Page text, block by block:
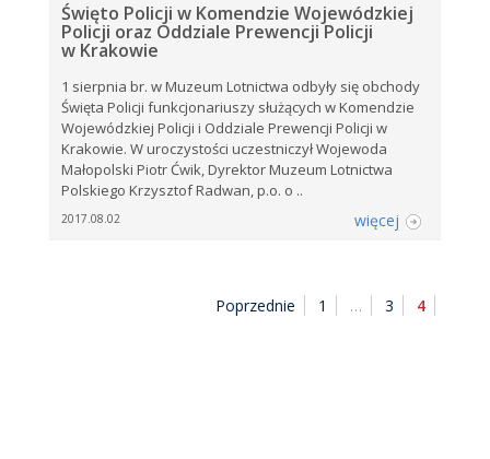
Święto Policji w Komendzie Wojewódzkiej
Policji oraz Oddziale Prewencji Policji
w Krakowie
1 sierpnia br. w Muzeum Lotnictwa odbyły się obchody
Święta Policji funkcjonariuszy służących w Komendzie
Wojewódzkiej Policji i Oddziale Prewencji Policji w
Krakowie. W uroczystości uczestniczył Wojewoda
Małopolski Piotr Ćwik, Dyrektor Muzeum Lotnictwa
Polskiego Krzysztof Radwan, p.o. o ..
2017.08.02 więcej
Poprzednie 1 … 3 4